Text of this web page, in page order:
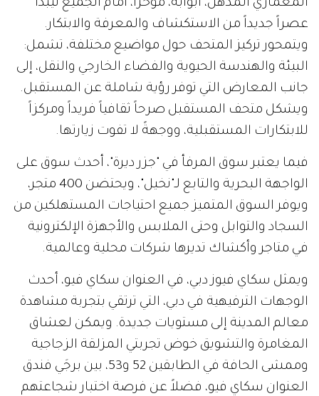
المعماري المذهل، أبوابه، مؤخراً، أمام الجميع ليبدأ
عصراً جديداً من الاستكشاف والمعرفة والابتكار.
ويتمحور تركيز المتحف حول مواضيع مختلفة، تشمل:
البيئة والهندسة الحيوية والفضاء الخارجي والنقل، إلى
جانب المعارض التي توفر رؤية شاملة عن المستقبل.
ويشكل متحف المستقبل صرحاً ثقافياً فريداً ومركزاً
للابتكارات المستقبلية، ووجهةً لا تفوت زيارتها.
فيما يعتبر سوق المرفأ في "جزر ديرة"، أحدث سوق على
الواجهة البحرية والتابع لـ"نخيل"، ويحتضن 400 متجر،
ويوفر السوق المتميز جميع احتياجات المستهلكين من
السجاد والتوابل وحتى الملابس والأجهزة الإلكترونية
في متاجر وأكشاك تديرها شركات محلية وعالمية.
ويمثل سكاي فيوز دبي، في العنوان سكاي فيو، أحدث
الوجهات الترفيهية في دبي، التي ترتقي بتجربة مشاهدة
معالم المدينة إلى مستويات جديدة. ويمكن لعشاق
المغامرة والتشويق خوض تجربتي المزلقة الزجاجية
وممشى الحافة في الطابقين 52 و53، بين برجَي فندق
العنوان سكاي فيو، فضلاً عن فرصة اختبار شجاعتهم